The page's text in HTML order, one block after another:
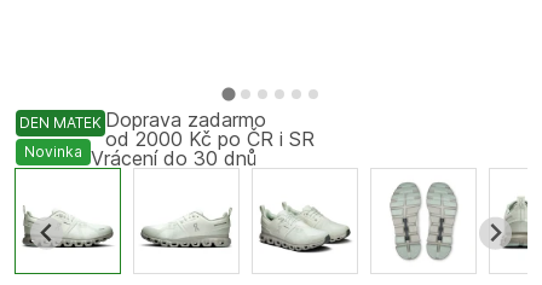
DEN MATEK
Novinka
Doprava zadarmo
od 2000 Kč po ČR i SR
Vrácení do 30 dnů